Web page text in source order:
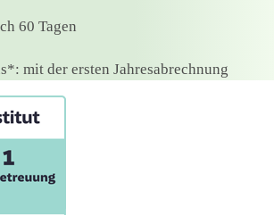
60 Tagen
mit der ersten Jahresabrechnung